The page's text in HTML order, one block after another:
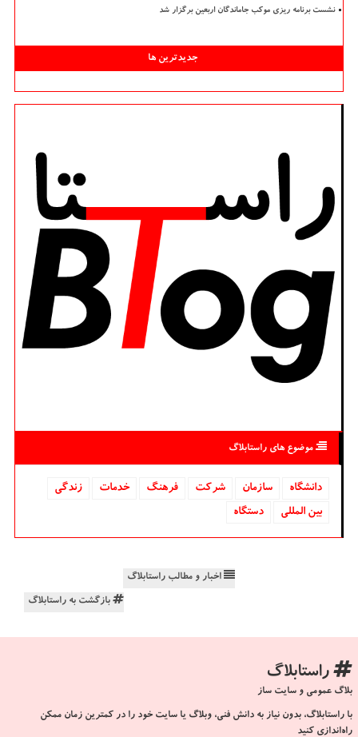
نشست برنامه ریزی موکب جاماندگان اربعین برگزار شد
جدیدترین ها
موضوع های راستابلاگ
دانشگاه‌ سازمان شركت فرهنگ خدمات
زندگی
بین المللی
دستگاه
اخبار و مطالب راستابلاگ
بازگشت به راستابلاگ
راستابلاگ
بلاگ عمومی و سایت ساز
با راستابلاگ، بدون نیاز به دانش فنی، وبلاگ یا سایت خود را در کمترین زمان ممکن
راه‌اندازی کنید